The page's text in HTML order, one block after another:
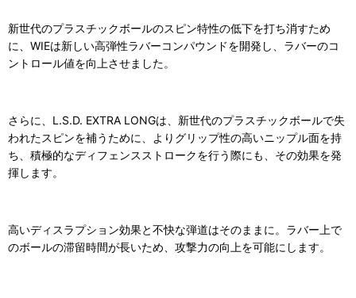
新世代のプラスチックボールのスピン特性の低下を打ち消すため
に、WIEは新しい高弾性ラバーコンパウンドを開発し、ラバーのコ
ントロール値を向上させました。
さらに、L.S.D. EXTRA LONGは、新世代のプラスチックボールで失
われたスピンを補うために、よりグリップ性の高いニップル面を持
ち、積極的なディフェンスストロークを行う際にも、その効果を発
揮します。
高いディスラプション効果と不快な弾道はそのままに。ラバー上で
のボールの滞留時間が長いため、攻撃力の向上を可能にします。